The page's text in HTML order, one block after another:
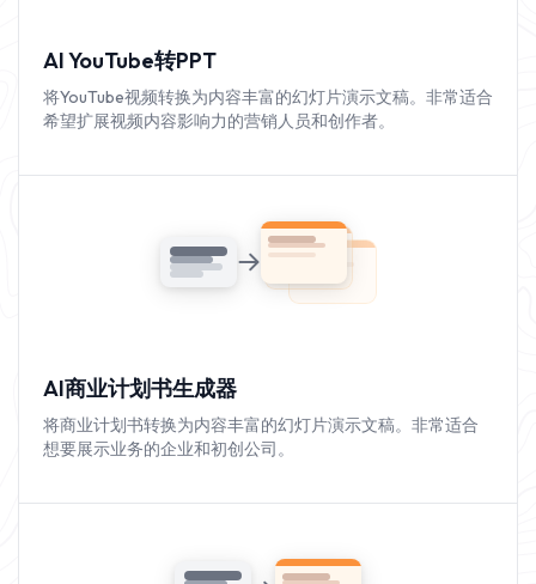
AI YouTube转PPT
将YouTube视频转换为内容丰富的幻灯片演示文稿。非常适合
希望扩展视频内容影响力的营销人员和创作者。
AI商业计划书生成器
将商业计划书转换为内容丰富的幻灯片演示文稿。非常适合
想要展示业务的企业和初创公司。